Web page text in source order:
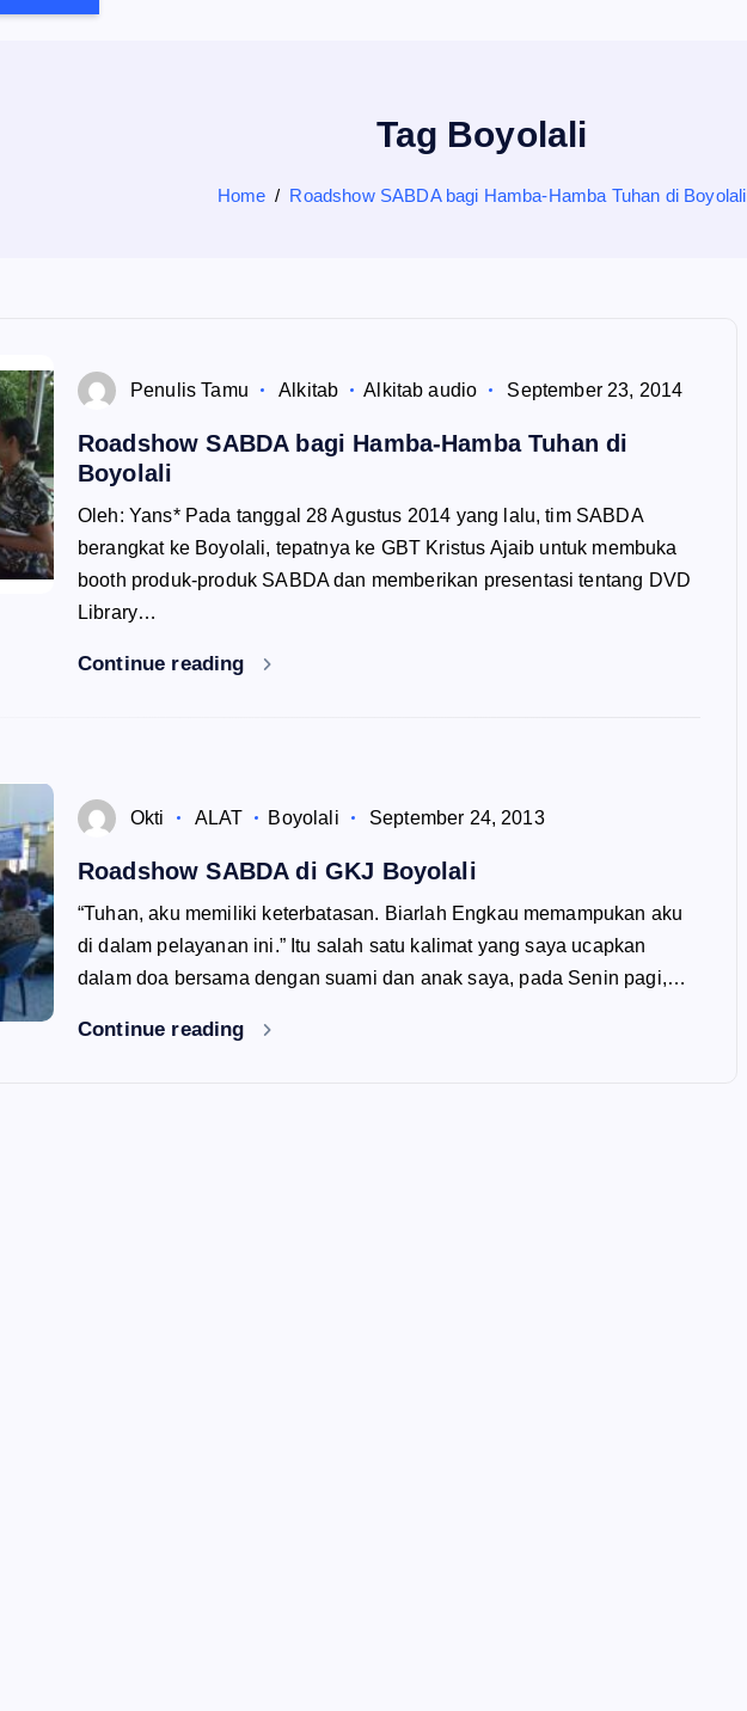
Tag Boyolali
Home Roadshow SABDA bagi Hamba-Hamba Tuhan di Boyolali
Penulis Tamu Alkitab Alkitab audio September 23, 2014
Roadshow SABDA bagi Hamba-Hamba Tuhan di
Boyolali
Oleh: Yans* Pada tanggal 28 Agustus 2014 yang lalu, tim SABDA
berangkat ke Boyolali, tepatnya ke GBT Kristus Ajaib untuk membuka
booth produk-produk SABDA dan memberikan presentasi tentang DVD
Library…
Continue reading
Okti ALAT Boyolali September 24, 2013
Roadshow SABDA di GKJ Boyolali
“Tuhan, aku memiliki keterbatasan. Biarlah Engkau memampukan aku
di dalam pelayanan ini.” Itu salah satu kalimat yang saya ucapkan
dalam doa bersama dengan suami dan anak saya, pada Senin pagi,…
Continue reading